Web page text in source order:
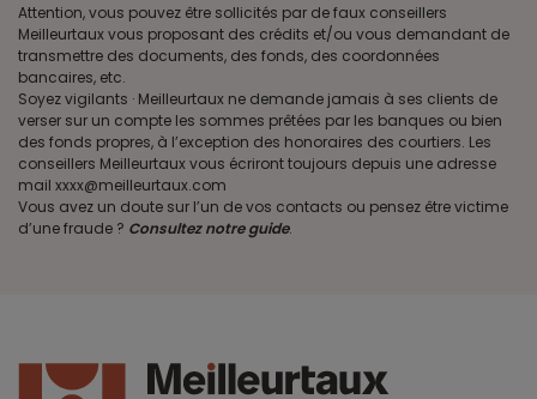
Attention, vous pouvez être sollicités par de faux conseillers
Meilleurtaux vous proposant des crédits et/ou vous demandant de
transmettre des documents, des fonds, des coordonnées
bancaires, etc.
Soyez vigilants · Meilleurtaux ne demande jamais à ses clients de
verser sur un compte les sommes prêtées par les banques ou bien
des fonds propres, à l’exception des honoraires des courtiers. Les
conseillers Meilleurtaux vous écriront toujours depuis une adresse
mail xxxx@meilleurtaux.com
Vous avez un doute sur l’un de vos contacts ou pensez être victime
d’une fraude ? Consultez notre guide.